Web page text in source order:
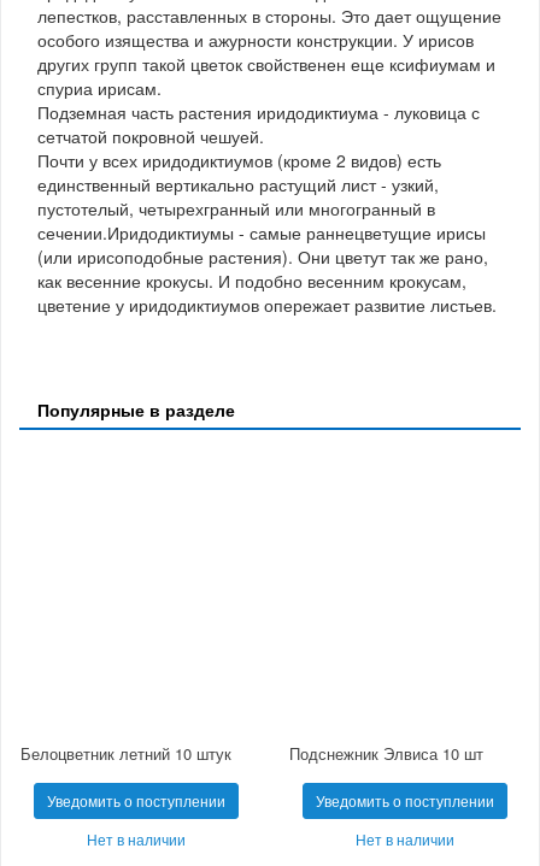
лепестков, расставленных в стороны. Это дает ощущение
особого изящества и ажурности конструкции. У ирисов
других групп такой цветок свойственен еще ксифиумам и
спуриа ирисам.
Подземная часть растения иридодиктиума - луковица с
сетчатой покровной чешуей.
Почти у всех иридодиктиумов (кроме 2 видов) есть
единственный вертикально растущий лист - узкий,
пустотелый, четырехгранный или многогранный в
сечении.Иридодиктиумы - самые раннецветущие ирисы
(или ирисоподобные растения). Они цветут так же рано,
как весенние крокусы. И подобно весенним крокусам,
цветение у иридодиктиумов опережает развитие листьев.
Популярные в разделе
Белоцветник летний 10 штук
Уведомить о поступлении
Нет в наличии
Подснежник Элвиса 10 шт
Уведомить о поступлении
Нет в наличии